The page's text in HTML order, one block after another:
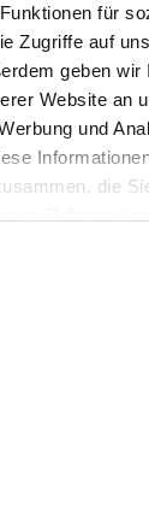
für
Zugriffe auf
geben
Website an
und
die
will
its charm,
and
unforgettable
local